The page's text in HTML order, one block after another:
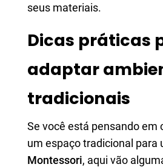
seus materiais.
Dicas práticas
adaptar
tradicionais
Se você está pensando em
um espaço tradicional para
Montessori, aqui vão